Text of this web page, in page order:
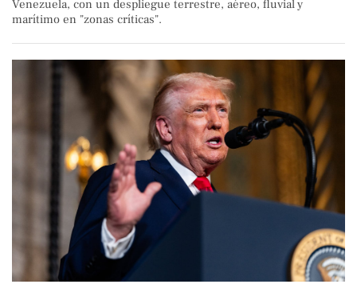
Venezuela, con un despliegue terrestre, aéreo, fluvial y
marítimo en "zonas críticas".